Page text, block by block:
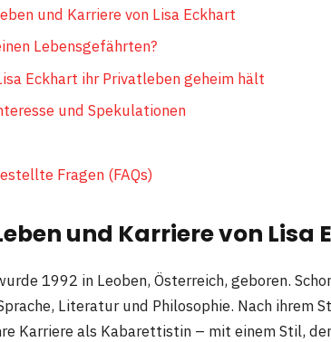
und Karriere von Lisa Eckhart
Lebensgefährten?
Eckhart ihr Privatleben geheim hält
und Spekulationen
Fragen (FAQs)
und Karriere von Lisa
1992 in Leoben, Österreich, geboren.
Literatur und Philosophie. Nach ihrem
Karriere als Kabarettistin – mit einem Stil,